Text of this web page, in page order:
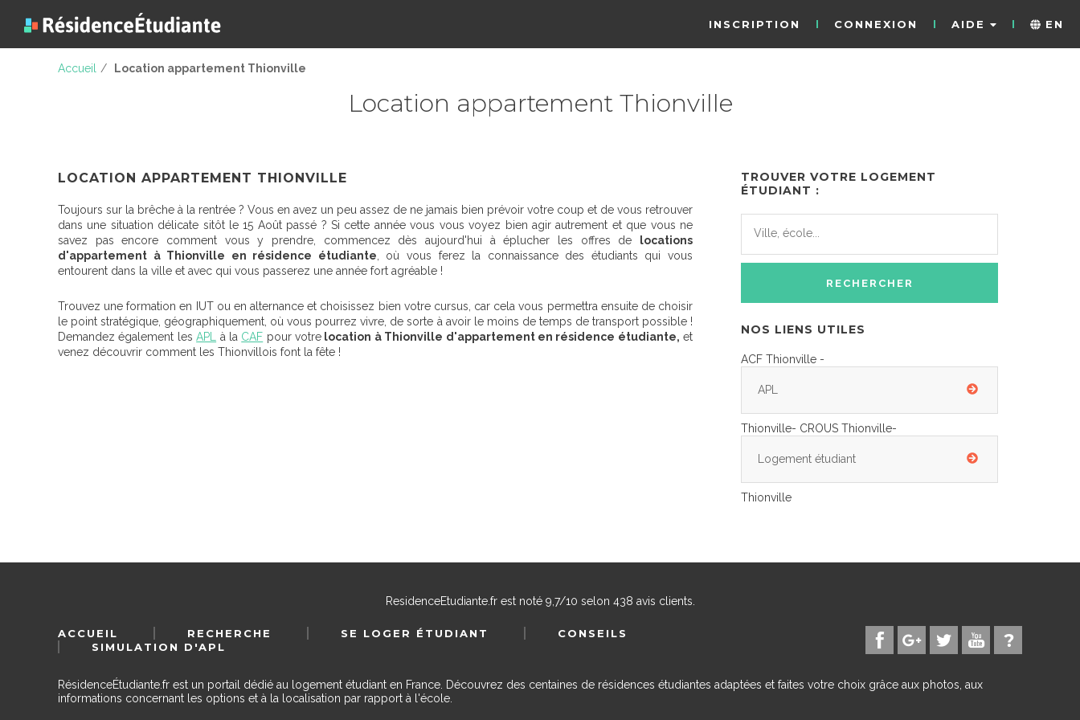
INSCRIPTION CONNEXION AIDE EN
Accueil / Location appartement Thionville
Location appartement Thionville
LOCATION APPARTEMENT THIONVILLE
Toujours sur la brêche à la rentrée ? Vous en avez un peu assez de ne jamais bien prévoir votre coup et de vous retrouver
dans une situation délicate sitôt le 15 Août passé ? Si cette année vous vous voyez bien agir autrement et que vous ne
savez pas encore comment vous y prendre, commencez dès aujourd'hui à éplucher les offres de
locations
d'appartement à Thionville en résidence étudiante , où vous ferez la connaissance des étudiants qui vous
entourent dans la ville et avec qui vous passerez une année fort agréable !
Trouvez une formation en IUT ou en alternance et choisissez bien votre cursus, car cela vous permettra ensuite de choisir
le point stratégique, géographiquement, où vous pourrez vivre, de sorte à avoir le moins de temps de transport possible !
Demandez également lesAPL à la CAF pour votre location à Thionville d'appartement en résidence étudiante, et
venez découvrir comment les Thionvillois font la fête !
TROUVER VOTRE LOGEMENT
ÉTUDIANT :
NOS LIENS UTILES
ACF Thionville -
APL
Thionville- CROUS Thionville-
Logement étudiant
Thionville
ResidenceEtudiante.frest noté 9,7/10 selon 438 avis clients.
ACCUEIL RECHERCHE SE LOGER ÉTUDIANT
CONSEILS
SIMULATION D'APL
RésidenceÉtudiante.fr est un portail dédié au logement étudiant en France. Découvrez des centaines de résidences étudiantes adaptées et faites votre choix grâce aux photos, aux
informations concernant les options et à la localisation par rapport à l'école.